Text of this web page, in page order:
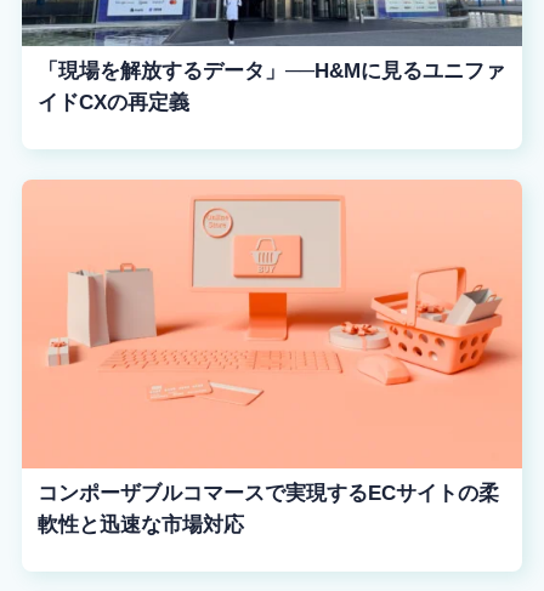
「現場を解放するデータ」──H&Mに見るユニファ
イドCXの再定義
コンポーザブルコマースで実現するECサイトの柔
軟性と迅速な市場対応